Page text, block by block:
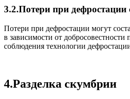
3.2.Потери при дефростации
Потери при дефростации могут
в зависимости от добросовестности
соблюдения технологии
4.Разделка скумбрии